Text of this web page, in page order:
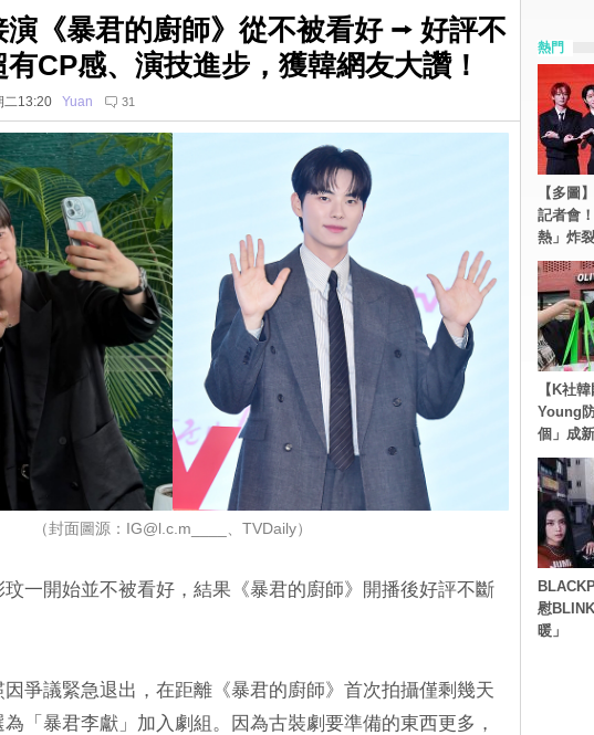
演《暴君的廚師》從不被看好 ⭢ 好評不
CP感、演技進步，獲韓網友大讚！
13:20 Yuan 31
（封面圖源：IG@l.c.m____、TVDaily）
玟一開始並不被看好，結果《暴君的廚師》開播後好評不斷
爭議緊急退出，在距離《暴君的廚師》首次拍攝僅剩幾天
「暴君李獻」加入劇組。因為古裝劇要準備的東西更多，
熱門
【多圖
記者會
熱」炸
【K社
Young
個」成
慰
暖」